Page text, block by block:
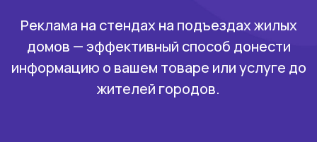
Реклама на стендах на подъездах жилых
домов — эффективный способ донести
информацию о вашем товаре или услуге до
жителей городов.